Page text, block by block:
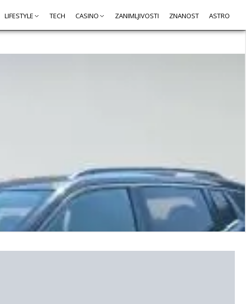
LIFESTYLE TECH CASINO ZANIMLJIVOSTI ZNANOST ASTRO